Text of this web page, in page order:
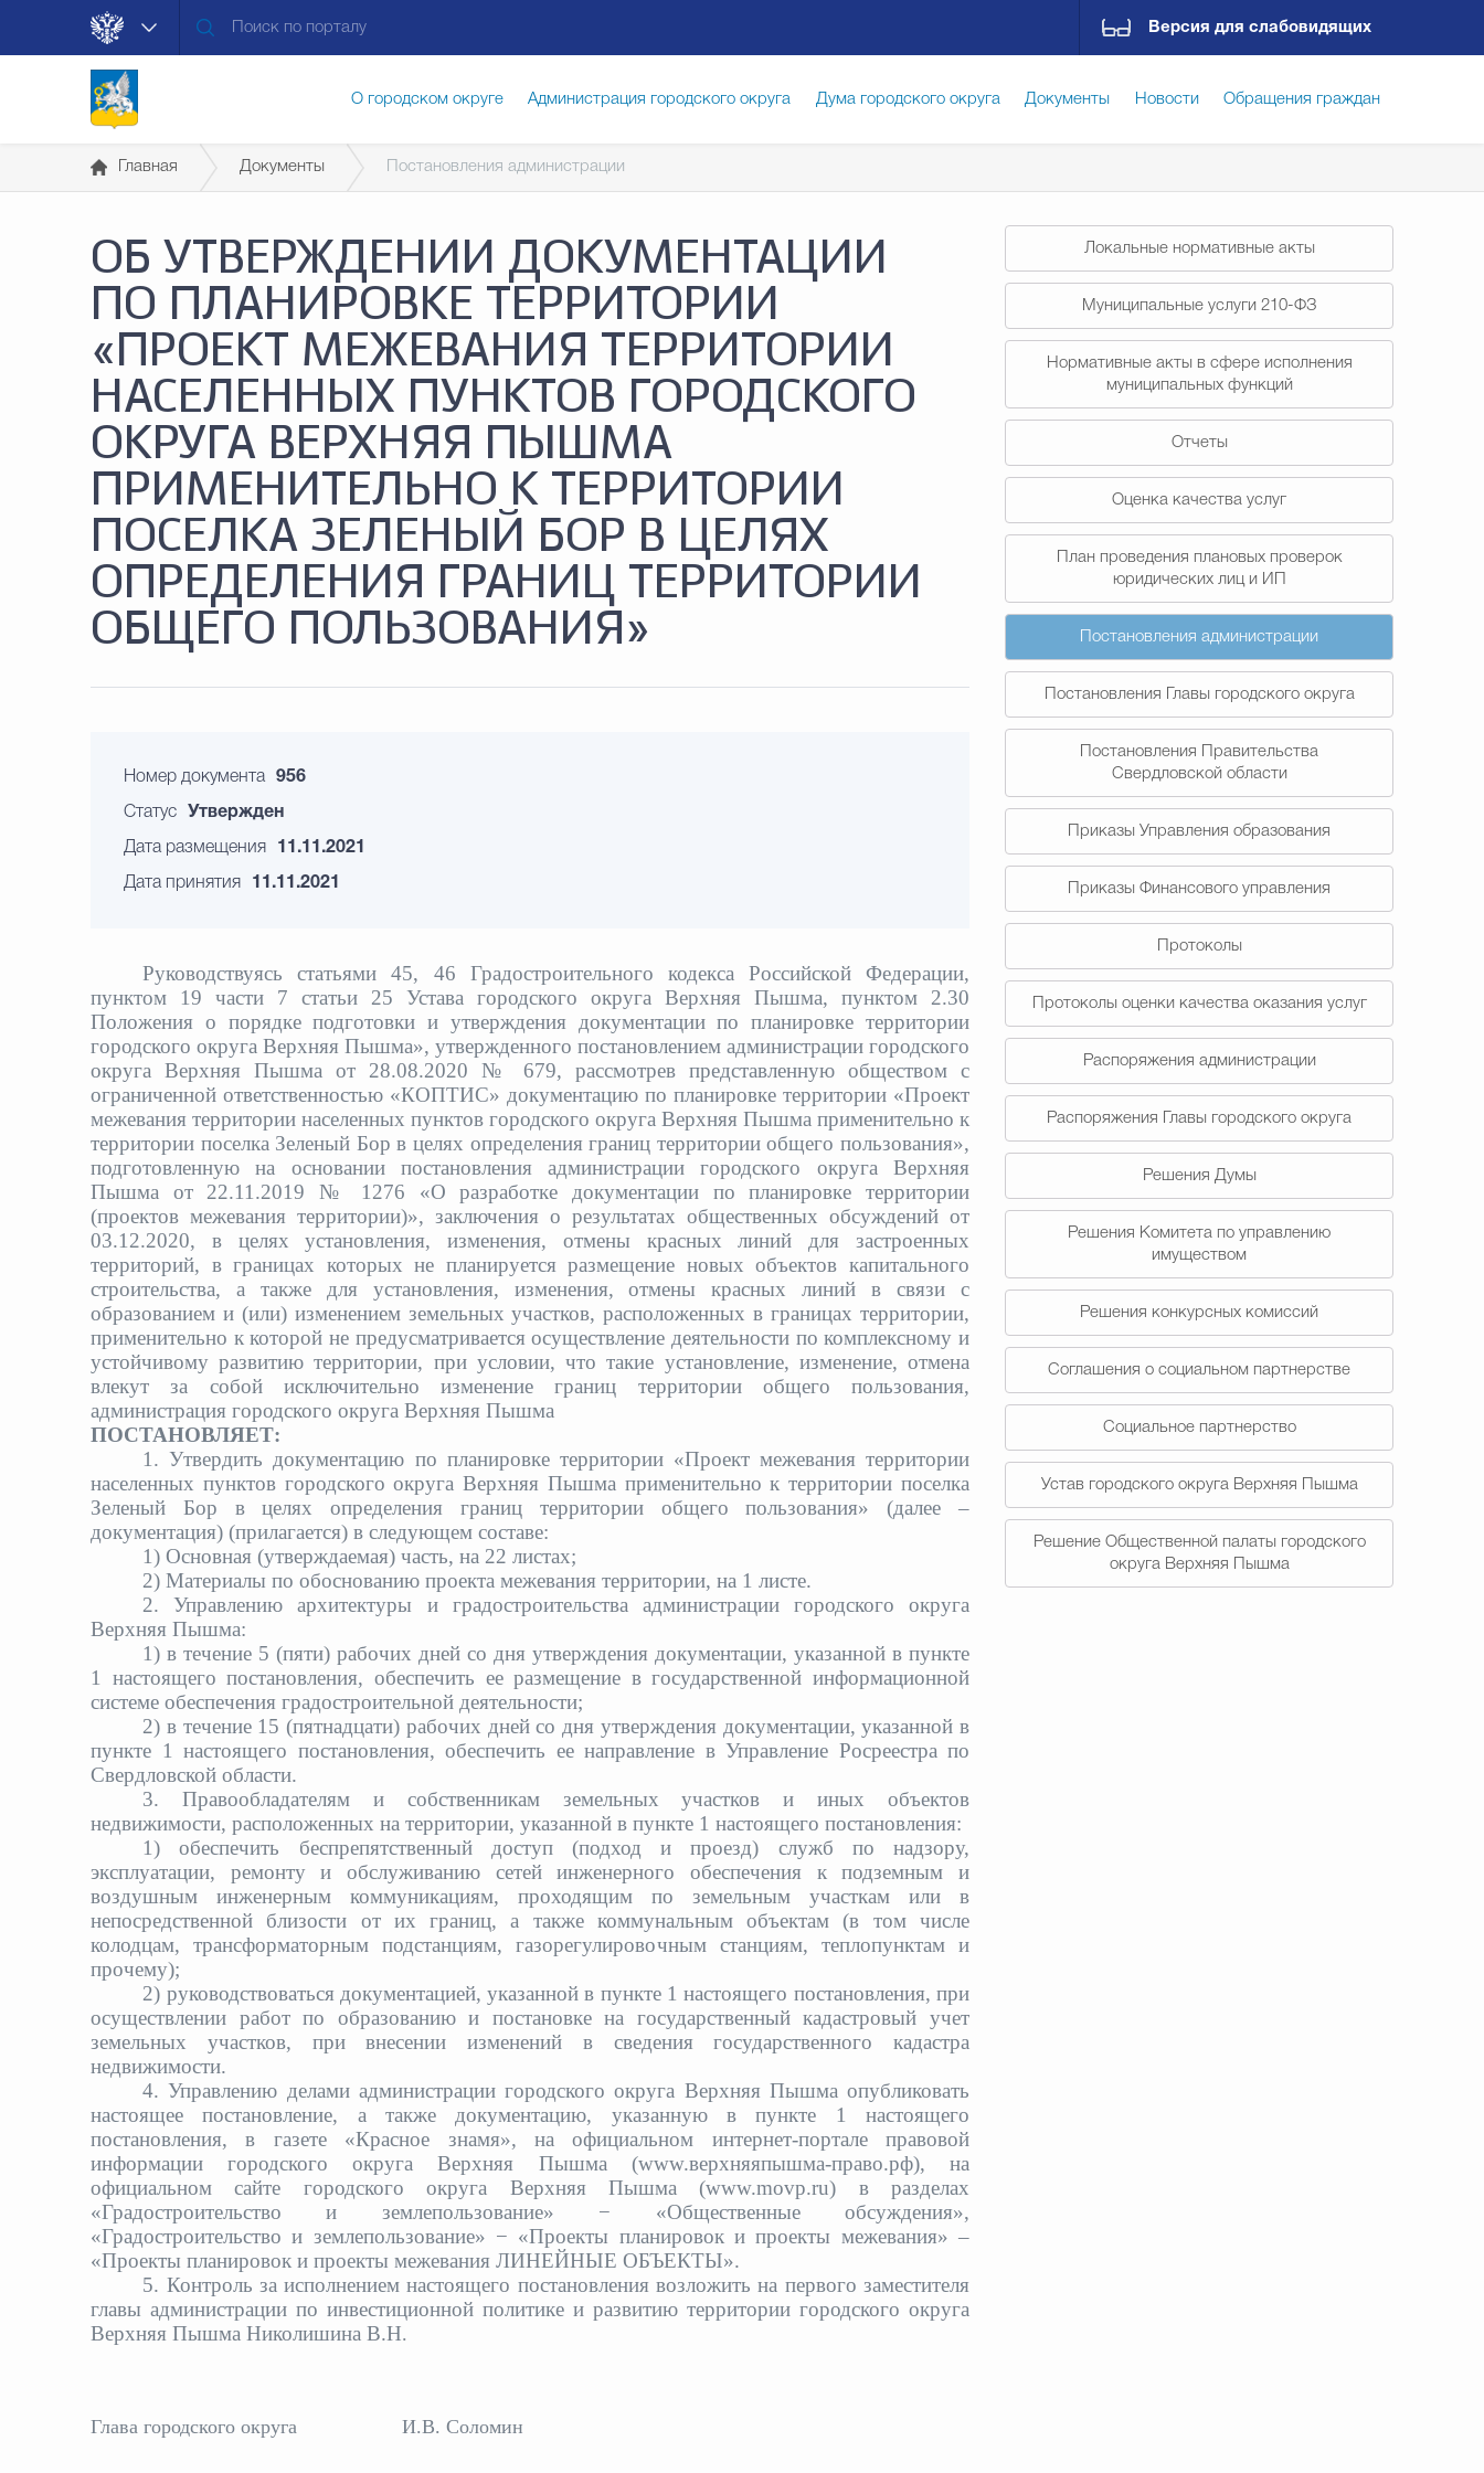
Версия для слабовидящих
О городском округе Администрация городского округа Дума городского округа Документы Новости Обращения граждан
Муниципальные услуги Общество Счётная палата Городского округа Избирательная комиссия Гостям Городского округа
Общественная безопасность Градостроительство и землепользование Государственные организации информируют
Открытые данные
Главная Документы Постановления администрации
Локальные нормативные акты
Муниципальные услуги 210-ФЗ
Нормативные акты в сфере исполнения
муниципальных функций
Отчеты
Оценка качества услуг
План проведения плановых проверок
юридических лиц и ИП
Постановления администрации
Постановления Главы городского округа
Постановления Правительства
Свердловской области
Приказы Управления образования
Приказы Финансового управления
Протоколы
Протоколы оценки качества оказания услуг
Распоряжения администрации
Распоряжения Главы городского округа
Решения Думы
Решения Комитета по управлению
имуществом
Решения конкурсных комиссий
Соглашения о социальном партнерстве
Социальное партнерство
Устав городского округа Верхняя Пышма
Решение Общественной палаты городского
округа Верхняя Пышма
ОБ УТВЕРЖДЕНИИ ДОКУМЕНТАЦИИ
ПО ПЛАНИРОВКЕ ТЕРРИТОРИИ
«ПРОЕКТ МЕЖЕВАНИЯ ТЕРРИТОРИИ
НАСЕЛЕННЫХ ПУНКТОВ ГОРОДСКОГО
ОКРУГА ВЕРХНЯЯ ПЫШМА
ПРИМЕНИТЕЛЬНО К ТЕРРИТОРИИ
ПОСЕЛКА ЗЕЛЕНЫЙ БОР В ЦЕЛЯХ
ОПРЕДЕЛЕНИЯ ГРАНИЦ ТЕРРИТОРИИ
ОБЩЕГО ПОЛЬЗОВАНИЯ»
Номер документа 956
Статус Утвержден
Дата размещения 11.11.2021
Дата принятия 11.11.2021
Руководствуясь статьями 45, 46 Градостроительного кодекса Российской Федерации,
пунктом 19 части 7 статьи 25 Устава городского округа Верхняя Пышма, пунктом 2.30
Положения о порядке подготовки и утверждения документации по планировке территории
городского округа Верхняя Пышма», утвержденного постановлением администрации городского
округа Верхняя Пышма от 28.08.2020 № 679, рассмотрев представленную обществом с
ограниченной ответственностью «КОПТИС» документацию по планировке территории «Проект
межевания территории населенных пунктов городского округа Верхняя Пышма применительно к
территории поселка Зеленый Бор в целях определения границ территории общего пользования»,
подготовленную на основании постановления администрации городского округа Верхняя
Пышма от 22.11.2019 № 1276 «О разработке документации по планировке территории
(проектов межевания территории)», заключения о результатах общественных обсуждений от
03.12.2020, в целях установления, изменения, отмены красных линий для застроенных
территорий, в границах которых не планируется размещение новых объектов капитального
строительства, а также для установления, изменения, отмены красных линий в связи с
образованием и (или) изменением земельных участков, расположенных в границах территории,
применительно к которой не предусматривается осуществление деятельности по комплексному и
устойчивому развитию территории, при условии, что такие установление, изменение, отмена
влекут за собой исключительно изменение границ территории общего пользования,
администрация городского округа Верхняя Пышма
ПОСТАНОВЛЯЕТ:
1. Утвердить документацию по планировке территории «Проект межевания территории
населенных пунктов городского округа Верхняя Пышма применительно к территории поселка
Зеленый Бор в целях определения границ территории общего пользования» (далее –
документация) (прилагается) в следующем составе:
1) Основная (утверждаемая) часть, на 22 листах;
2) Материалы по обоснованию проекта межевания территории, на 1 листе.
2. Управлению архитектуры и градостроительства администрации городского округа
Верхняя Пышма:
1) в течение 5 (пяти) рабочих дней со дня утверждения документации, указанной в пункте
1 настоящего постановления, обеспечить ее размещение в государственной информационной
системе обеспечения градостроительной деятельности;
2) в течение 15 (пятнадцати) рабочих дней со дня утверждения документации, указанной в
пункте 1 настоящего постановления, обеспечить ее направление в Управление Росреестра по
Свердловской области.
3. Правообладателям и собственникам земельных участков и иных объектов
недвижимости, расположенных на территории, указанной в пункте 1 настоящего постановления:
1) обеспечить беспрепятственный доступ (подход и проезд) служб по надзору,
эксплуатации, ремонту и обслуживанию сетей инженерного обеспечения к подземным и
воздушным инженерным коммуникациям, проходящим по земельным участкам или в
непосредственной близости от их границ, а также коммунальным объектам (в том числе
колодцам, трансформаторным подстанциям, газорегулировочным станциям, теплопунктам и
прочему);
2) руководствоваться документацией, указанной в пункте 1 настоящего постановления, при
осуществлении работ по образованию и постановке на государственный кадастровый учет
земельных участков, при внесении изменений в сведения государственного кадастра
недвижимости.
4. Управлению делами администрации городского округа Верхняя Пышма опубликовать
настоящее постановление, а также документацию, указанную в пункте 1 настоящего
постановления, в газете «Красное знамя», на официальном интернет-портале правовой
информации городского округа Верхняя Пышма (www.верхняяпышма-право.рф), на
официальном сайте городского округа Верхняя Пышма (www.movp.ru) в разделах
«Градостроительство и землепользование» − «Общественные обсуждения»,
«Градостроительство и землепользование» − «Проекты планировок и проекты межевания» –
«Проекты планировок и проекты межевания ЛИНЕЙНЫЕ ОБЪЕКТЫ».
5. Контроль за исполнением настоящего постановления возложить на первого заместителя
главы администрации по инвестиционной политике и развитию территории городского округа
Верхняя Пышма Николишина В.Н.
Глава городского округа И.В. Соломин